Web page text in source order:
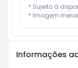
* Sujeito à
* Imagem
Informações